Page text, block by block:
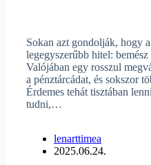
Sokan azt gondolják, hogy
legegyszerűbb hitel:
Valójában egy rosszul
a pénztárcádat, és sokszor
Érdemes tehát tisztában
tudni,…
lenarttimea
2025.06.24.